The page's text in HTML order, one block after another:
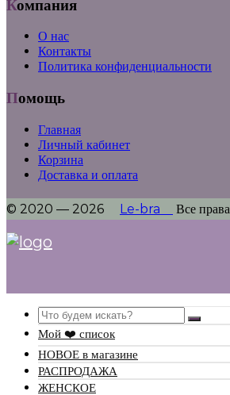
Компания
О нас
Контакты
Политика конфиденциальности
Помощь
Главная
Личный кабинет
Корзина
Доставка и оплата
© 2020 — 2026 Le-bra Все
Search
Мой ❤️ список
НОВОЕ в магазине
РАСПРОДАЖА
ЖЕНСКОЕ